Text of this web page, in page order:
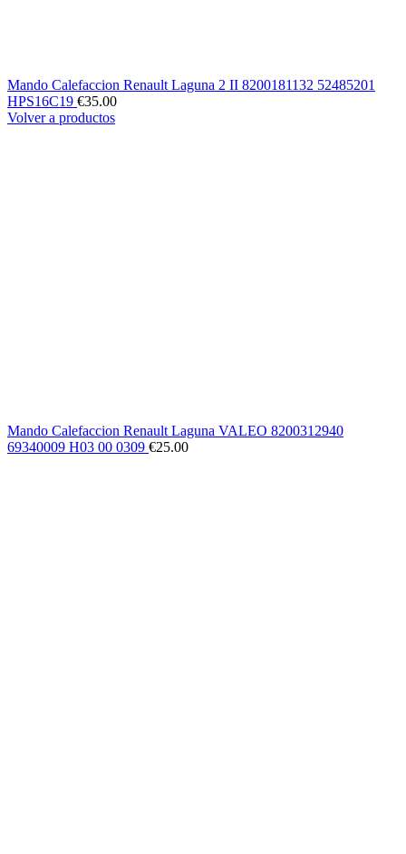
Mando Calefaccion Renault Laguna 2 II 8200181132 52485201
HPS16C19 €35.00
Volver a productos
Mando Calefaccion Renault Laguna VALEO 8200312940
69340009 H03 00 0309 €25.00